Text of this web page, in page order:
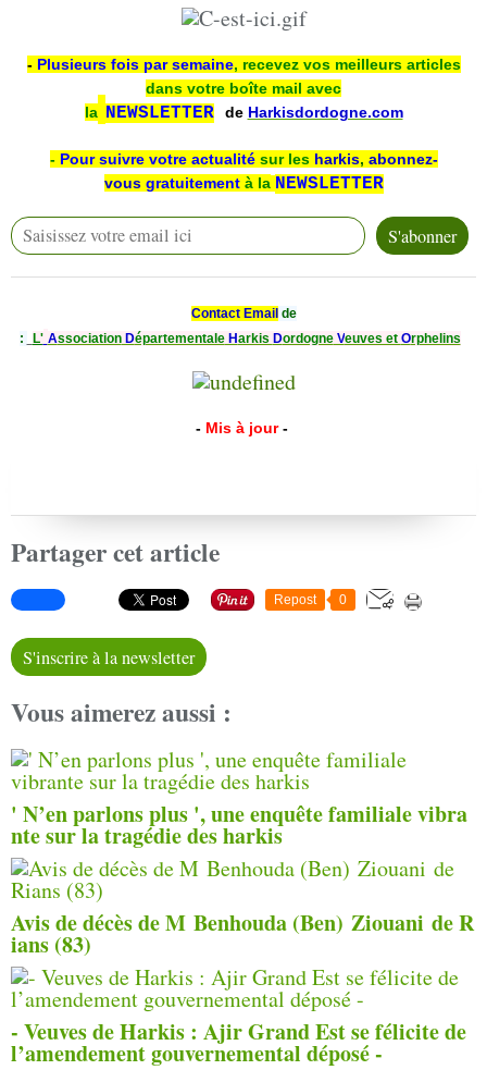
- Plusieurs fois par semaine, recevez vos meilleurs articles
dans votre boîte mail avec
la NEWSLETTER de Harkisdordogne.com
- Pour suivre votre actualité sur les harkis, abonnez-
vous gratuitement à la NEWSLETTER
Contact Email de
:
L' AssociationDépartementaleHarkis DordogneVeuves et Orphelins
- Mis à jour -
Partager cet article
Repost 0
S'inscrire à la newsletter
Vous aimerez aussi :
' N’en parlons plus ', une enquête familiale vibra
nte sur la tragédie des harkis
Avis de décès de M Benhouda (Ben) Ziouani de R
ians (83)
- Veuves de Harkis : Ajir Grand Est se félicite de
l’amendement gouvernemental déposé -